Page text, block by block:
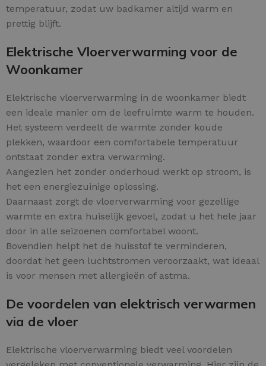
temperatuur, zodat uw badkamer altijd warm en
prettig blijft.
Elektrische Vloerverwarming voor de
Woonkamer
Elektrische vloerverwarming in de woonkamer biedt
een ideale manier om de leefruimte warm te houden.
Het systeem verdeelt de warmte zonder koude
plekken, waardoor een comfortabele temperatuur
ontstaat zonder extra verwarming.
Aangezien het zonder onderhoud werkt op stroom, is
het een energiezuinige oplossing.
Daarnaast zorgt de vloerverwarming voor gezellige
warmte en extra huiselijk gevoel, zodat u het hele jaar
door in alle seizoenen comfortabel woont.
Bovendien helpt het de huisstof te verminderen,
doordat het geen luchtstromen veroorzaakt, wat ideaal
is voor mensen met allergieën of astma.
De voordelen van elektrisch verwarmen
via de vloer
Elektrische vloerverwarming biedt veel voordelen